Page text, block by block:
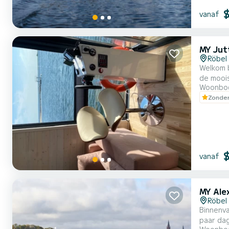
vanaf
MY
Röbel
de mooiste
lengte
vanaf
MY
Röbel
paar dagen of een paar